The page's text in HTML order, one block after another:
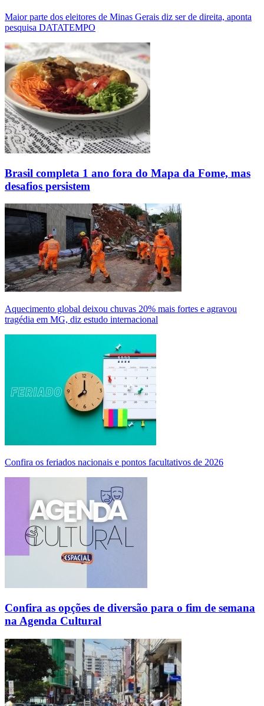
Maior parte dos eleitores de Minas Gerais diz ser de direita, aponta
pesquisa DATATEMPO
Brasil completa 1 ano fora do Mapa da Fome, mas
desafios persistem
Aquecimento global deixou chuvas 20% mais fortes e agravou
tragédia em MG, diz estudo internacional
Confira os feriados nacionais e pontos facultativos de 2026
Confira as opções de diversão para o fim de semana
na Agenda Cultural